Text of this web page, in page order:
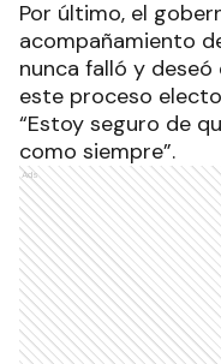
Por último, el
acompañamiento
nunca falló y
este proceso
“Estoy seguro de
como siempre”.
Ads